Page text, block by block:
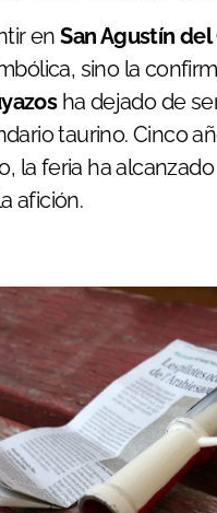
enSan Agustín
sino la
ha dejado de
taurino. Cinco
la feria ha
afición.